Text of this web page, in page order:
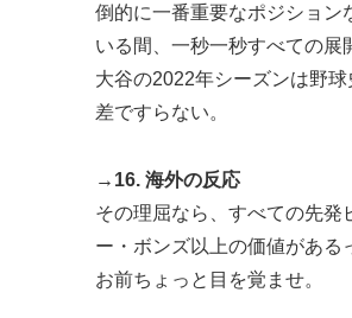
倒的に一番重要なポジション
いる間、一秒一秒すべての展
大谷の2022年シーズンは野
差ですらない。
→16. 海外の反応
その理屈なら、すべての先発
ー・ボンズ以上の価値がある
お前ちょっと目を覚ませ。